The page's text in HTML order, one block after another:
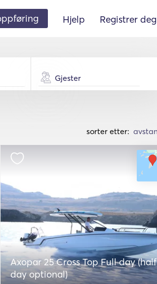
Hjelp Registrer deg
Gjester
sorter etter:
Axopar 25 Cross Top Full day (half
day optional)